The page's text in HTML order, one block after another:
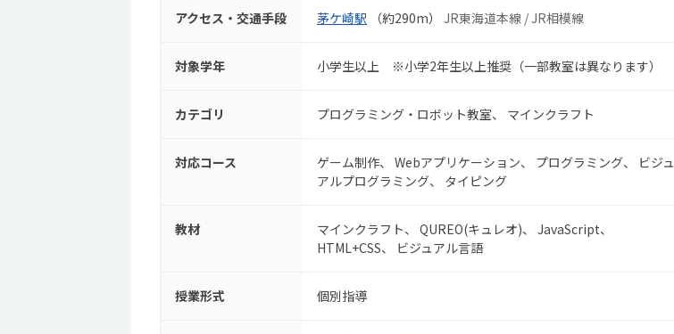
アクセス・交通手段 茅ケ崎駅 （約290m） JR東海道本線 / JR相模線
対象学年 小学生以上 ※小学2年生以上推奨（一部教室は異なります）
カテゴリ プログラミング・ロボット教室 マインクラフト
対応コース ゲーム制作 Webアプリケーション プログラミング
ビジュ
アルプログラミング
タイピング
教材 マインクラフト QUREO(キュレオ)
JavaScript
HTML+CSS
ビジュアル言語
授業形式 個別指導